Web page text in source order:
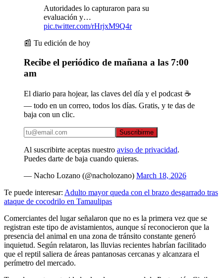
Autoridades lo capturaron para su
evaluación y…
pic.twitter.com/rHrjxM9Q4r
📰 Tu edición de hoy
Recibe el periódico de mañana a las 7:00
am
El diario para hojear, las claves del día y el podcast ☕
— todo en un correo, todos los días. Gratis, y te das de
baja con un clic.
Suscribirme
Al suscribirte aceptas nuestro aviso de privacidad.
Puedes darte de baja cuando quieras.
— Nacho Lozano (@nacholozano) March 18, 2026
Te puede interesar: Adulto mayor queda con el brazo desgarrado tras
ataque de cocodrilo en Tamaulipas
Comerciantes del lugar señalaron que no es la primera vez que se
registran este tipo de avistamientos, aunque sí reconocieron que la
presencia del animal en una zona de tránsito constante generó
inquietud. Según relataron, las lluvias recientes habrían facilitado
que el reptil saliera de áreas pantanosas cercanas y alcanzara el
perímetro del mercado.